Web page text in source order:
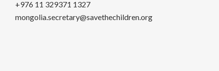
+976 11 329371 1327
mongolia.secretary@savethechildren.org